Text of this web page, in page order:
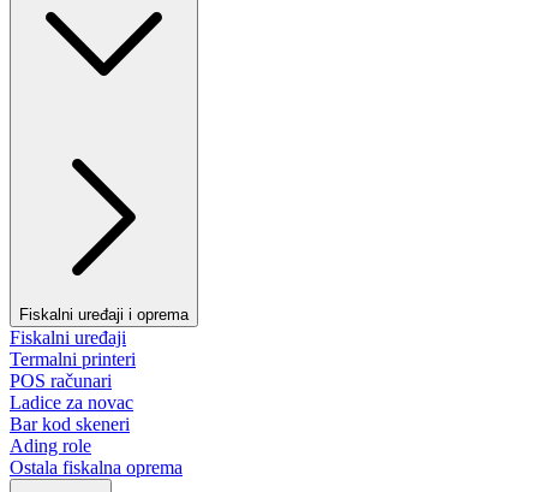
Fiskalni uređaji i oprema
Fiskalni uređaji
Termalni printeri
POS računari
Ladice za novac
Bar kod skeneri
Ading role
Ostala fiskalna oprema